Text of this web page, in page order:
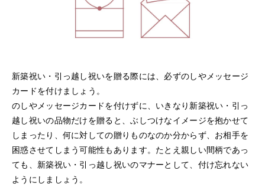
新築祝い・引っ越し祝いを贈る際には、必ずのしやメッセージ
カードを付けましょう。
のしやメッセージカードを付けずに、いきなり新築祝い・引っ
越し祝いの品物だけを贈ると、ぶしつけなイメージを抱かせて
しまったり、何に対しての贈りものなのか分からず、お相手を
困惑させてしまう可能性もあります。たとえ親しい間柄であっ
ても、新築祝い・引っ越し祝いのマナーとして、付け忘れない
ようにしましょう。